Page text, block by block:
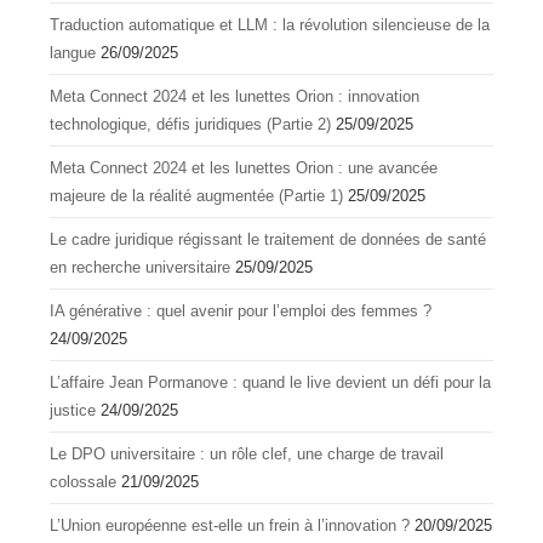
Traduction automatique et LLM : la révolution silencieuse de la
langue 26/09/2025
Meta Connect 2024 et les lunettes Orion : innovation
technologique, défis juridiques (Partie 2) 25/09/2025
Meta Connect 2024 et les lunettes Orion : une avancée
majeure de la réalité augmentée (Partie 1) 25/09/2025
Le cadre juridique régissant le traitement de données de santé
en recherche universitaire 25/09/2025
IA générative : quel avenir pour l’emploi des femmes ?
24/09/2025
L’affaire Jean Pormanove : quand le live devient un défi pour la
justice 24/09/2025
Le DPO universitaire : un rôle clef, une charge de travail
colossale 21/09/2025
L’Union européenne est-elle un frein à l’innovation ? 20/09/2025